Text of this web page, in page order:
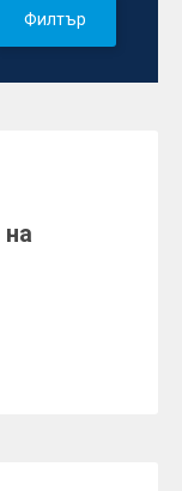
Филтър